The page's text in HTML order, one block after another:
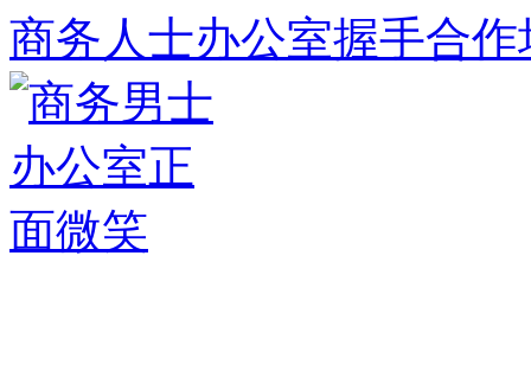
商务人士办公室握手合作